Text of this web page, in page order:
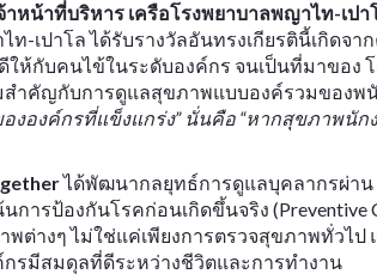
าหน้าที่บริหาร เครือโรงพยาบาลพญาไท-เปา
ท-เปาโล ได้รับรางวัลอันทรงเกียรตินี้เกิดจ
ห้กับคนไข้ในระดับองค์กร จนเป็นที่มาของ โ
สำคัญกับการดูแลสุขภาพแบบองค์รวมของพ
งองค์กรที่แข็งแกร่ง” นั่นคือ “หากสุขภาพนั
ได้พัฒนากลยุทธ์การดูแลบุคลากรผ่า
การป้องกันโรคก่อนเกิดขึ้นจริง
ต่างๆ ไม่ใช่แค่เพียงการตรวจสุขภาพทั่วไ
รมีสมดุลที่ดีระหว่างชีวิตและการทำงาน